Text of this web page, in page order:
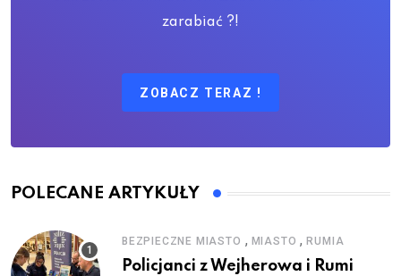
zarabiać ?!
ZOBACZ TERAZ !
POLECANE ARTYKUŁY
BEZPIECZNE MIASTO , MIASTO ,RUMIA
Policjanci z Wejherowa i Rumi